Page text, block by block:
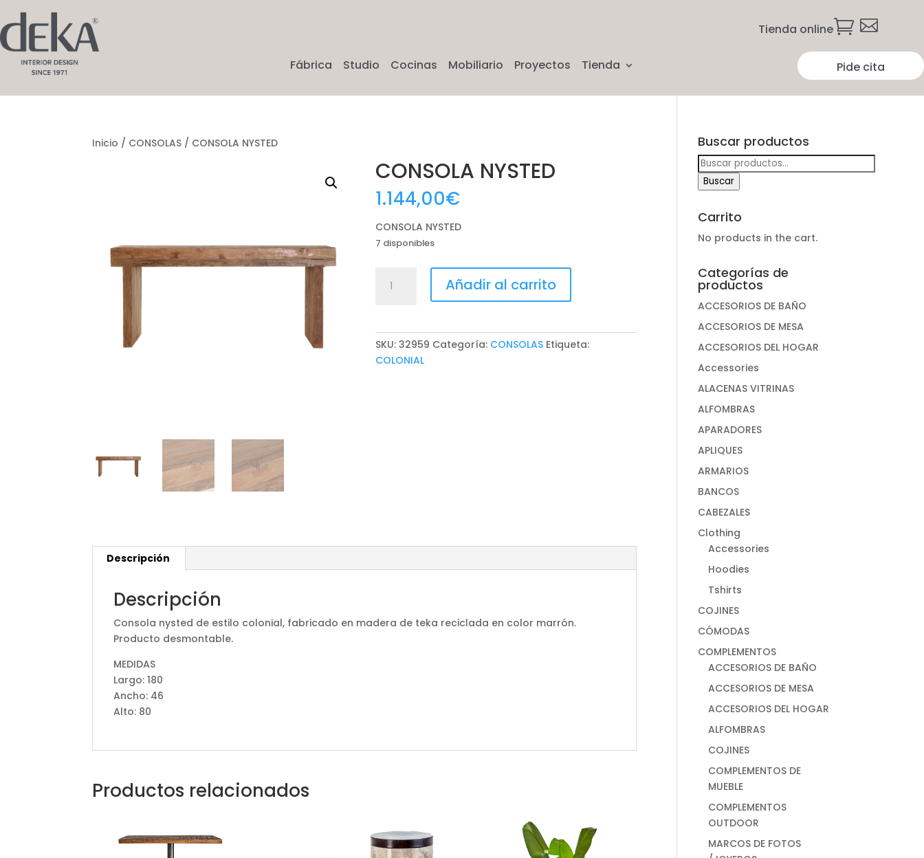
Tienda online 
Fábrica Studio Cocinas Mobiliario Proyectos Tienda Pide cita
Inicio / CONSOLAS / CONSOLA NYSTED
CONSOLA NYSTED
1.144,00€
CONSOLA NYSTED
7 disponibles
NYSTED
Añadir al carrito
SKU:32959 Categoría: CONSOLAS Etiqueta:
COLONIAL
Descripción
Descripción
Consola nysted de estilo colonial, fabricado en madera de teka reciclada en color marrón.
Producto desmontable.
MEDIDAS
Largo: 180
Ancho: 46
Alto: 80
Productos relacionados
Buscar productos
Buscar
por:
Buscar
Carrito
No products in the cart.
Categorías de
productos
ACCESORIOS DE BAÑO
ACCESORIOS DE MESA
ACCESORIOS DEL HOGAR
Accessories
ALACENAS VITRINAS
ALFOMBRAS
APARADORES
APLIQUES
ARMARIOS
BANCOS
CABEZALES
Clothing
Accessories
Hoodies
Tshirts
COJINES
CÓMODAS
COMPLEMENTOS
ACCESORIOS DE BAÑO
ACCESORIOS DE MESA
ACCESORIOS DEL HOGAR
ALFOMBRAS
COJINES
COMPLEMENTOS DE
MUEBLE
COMPLEMENTOS
OUTDOOR
MARCOS DE FOTOS